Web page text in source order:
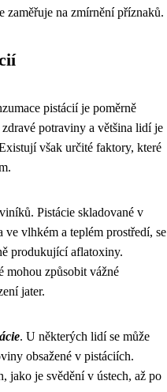
zaměřuje na zmírnění příznaků.
pistácií je poměrně
potraviny a většina lidí je
však určité faktory, které
Pistácie skladované v
vlhkém a teplém prostředí, se
produkující aflatoxiny.
mohou způsobit vážné
jater.
. U některých lidí se může
obsažené v pistáciích.
jako je svědění v ústech, až po